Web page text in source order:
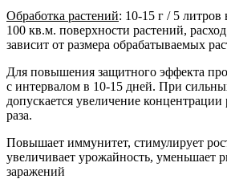
Обработка растений: 10-15 г / 5
100 кв.м. поверхности растений,
зависит от размера обрабатываемых
Для повышения защитного эффекта
с интервалом в 10-15 дней. При
допускается увеличение концентрации
раза.
Повышает иммунитет, стимулирует
увеличивает урожайность, уменьшает
заражений